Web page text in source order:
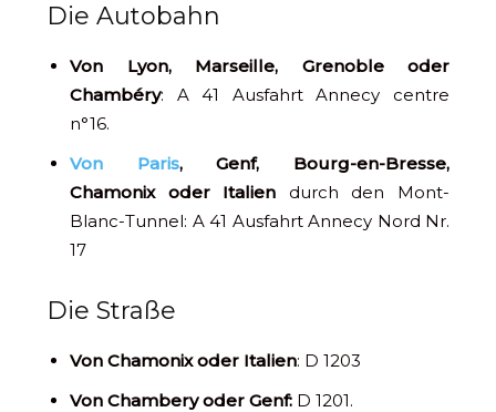
Die Autobahn
Von Lyon, Marseille, Grenoble oder
Chambéry: A 41 Ausfahrt Annecy centre
n°16.
Von Paris, Genf, Bourg-en-Bresse,
Chamonix oder Italien durch den Mont-
Blanc-Tunnel: A 41 Ausfahrt Annecy Nord Nr.
17
Die Straße
Von Chamonix oder Italien: D 1203
Von Chambery oder Genf: D 1201.